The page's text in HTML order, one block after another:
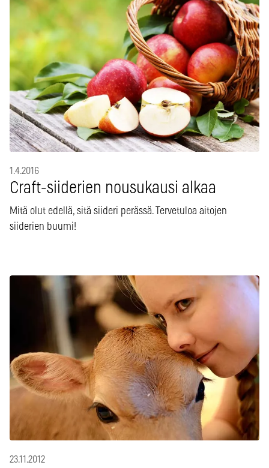
1.4.2016
Craft-siiderien nousukausi alkaa
Mitä olut edellä, sitä siideri perässä. Tervetuloa aitojen
siiderien buumi!
23.11.2012